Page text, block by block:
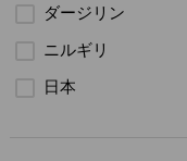
ダージリン
ニルギリ
日本